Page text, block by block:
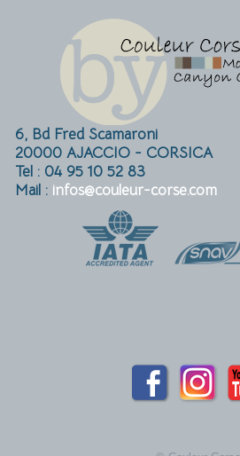
6, Bd Fred Scamaroni
20000 AJACCIO - CORSICA
Tel : 04 95 10 52 83
Mail : infos@couleur-corse.com